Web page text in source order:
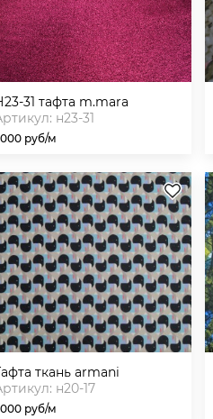
н23-31 тафта m.mara
н23-31
руб/м
тафта ткань armani
н20-17
руб/м